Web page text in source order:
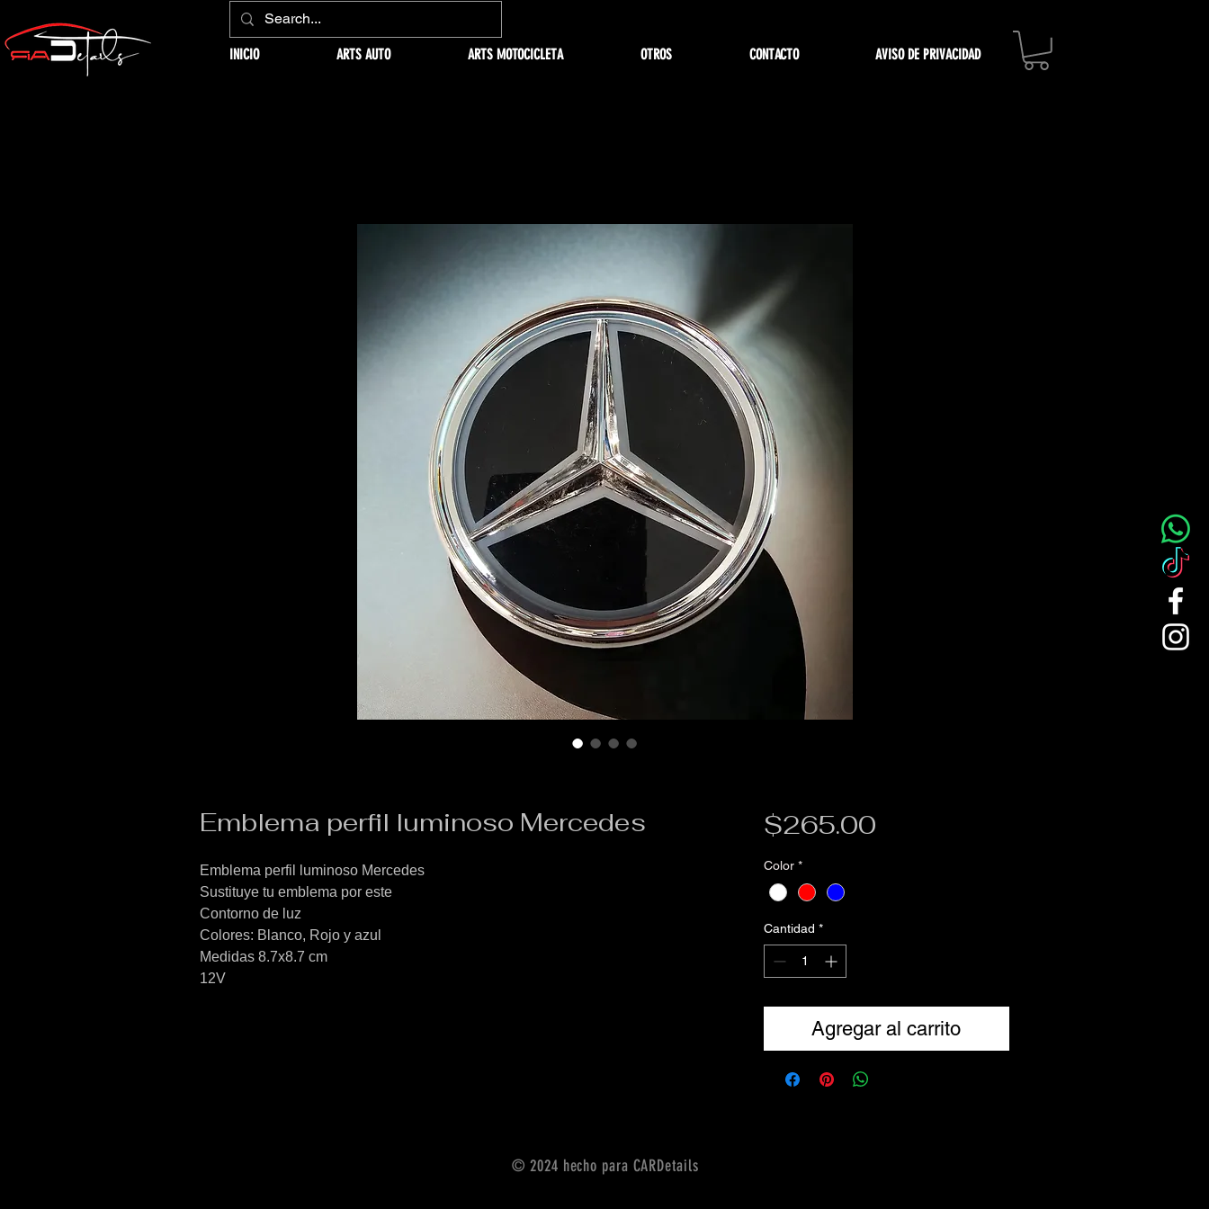
INICIO ARTS AUTO ARTS MOTOCICLETA OTROS CONTACTO AVISO DE PRIVACIDAD
Emblema perfil luminoso Mercedes
Emblema perfil luminoso Mercedes
Sustituye tu emblema por este
Contorno de luz
Colores: Blanco, Rojo y azul
Medidas 8.7x8.7 cm
12V
$265.00Precio
Color *
Cantidad *
Agregar al carrito
© 2024 hecho para CARDetails